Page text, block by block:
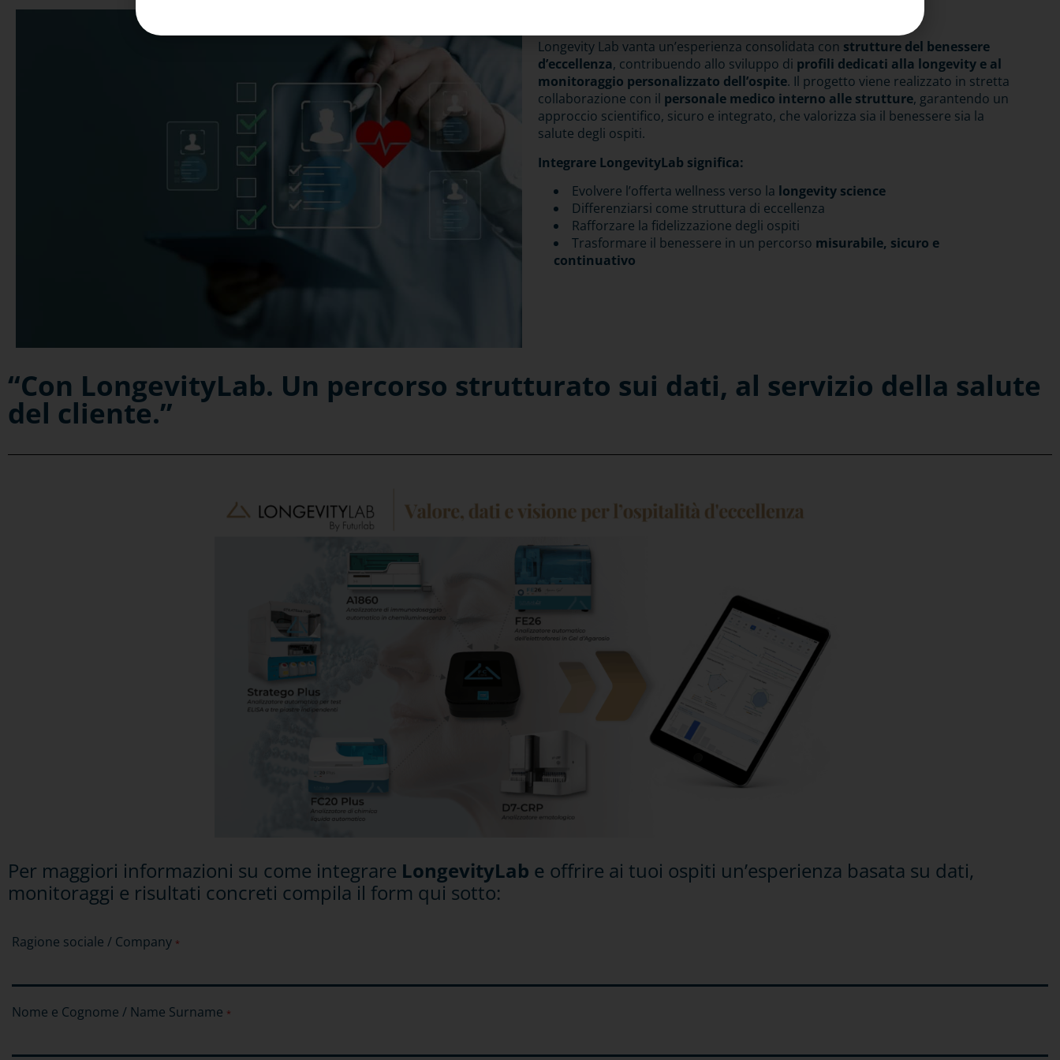
Longevity Lab vanta un’esperienza consolidata con strutture del benessere
d’eccellenza, contribuendo allo sviluppo di profili dedicati alla longevity e al
monitoraggio personalizzato dell’ospite. Il progetto viene realizzato in stretta
collaborazione con il personale medico interno alle strutture, garantendo un
approccio scientifico, sicuro e integrato, che valorizza sia il benessere sia la
salute degli ospiti.
Integrare LongevityLab significa:
Evolvere l’offerta wellness verso la longevity science
Differenziarsi come struttura di eccellenza
Rafforzare la fidelizzazione degli ospiti
Trasformare il benessere in un percorso misurabile, sicuro e
continuativo
“Con LongevityLab. Un percorso strutturato sui dati, al servizio della salute
del cliente.”
Per maggiori informazioni su come integrare LongevityLab e offrire ai tuoi ospiti un’esperienza basata su dati,
monitoraggi e risultati concreti compila il form qui sotto:
Ragione sociale / Company *
Nome e Cognome / Name Surname *